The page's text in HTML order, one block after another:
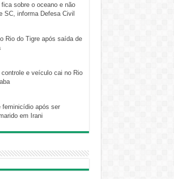
sobre o oceano e não
SC, informa Defesa Civil
Rio do Tigre após saída de
controle e veículo cai no Rio
feminicídio após ser
em Irani